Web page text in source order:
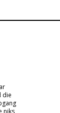
die